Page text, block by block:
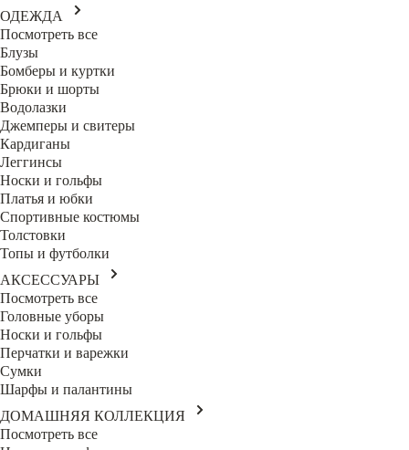
ОДЕЖДА
Посмотреть все
Блузы
Бомберы и куртки
Брюки и шорты
Водолазки
Джемперы и свитеры
Кардиганы
Леггинсы
Носки и гольфы
Платья и юбки
Спортивные костюмы
Толстовки
Топы и футболки
АКСЕССУАРЫ
Посмотреть все
Головные уборы
Носки и гольфы
Перчатки и варежки
Сумки
Шарфы и палантины
ДОМАШНЯЯ КОЛЛЕКЦИЯ
Посмотреть все